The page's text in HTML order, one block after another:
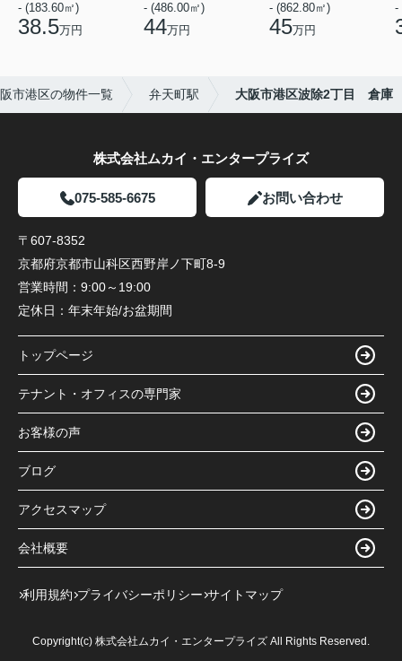
- (183.60㎡)
38.5万円
- (486.00㎡)
44万円
- (862.80㎡)
45万円
-
市港区の物件一覧 弁天町駅 大阪市港区波除2丁目 倉庫
株式会社ムカイ・エンタープライズ
075-585-6675 お問い合わせ
〒607-8352
京都府京都市山科区西野岸ノ下町8-9
営業時間： 9:00～19:00
定休日： 年末年始/お盆期間
トップページ
テナント・オフィスの専門家
お客様の声
ブログ
アクセスマップ
会社概要
利用規約 プライバシーポリシー サイトマップ
Copyright(c) 株式会社ムカイ・エンタープライズ All Rights Reserved.